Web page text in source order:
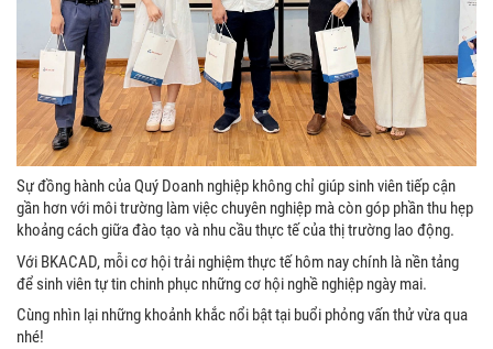
Sự đồng hành của Quý Doanh nghiệp không chỉ giúp sinh viên tiếp cận
gần hơn với môi trường làm việc chuyên nghiệp mà còn góp phần thu hẹp
khoảng cách giữa đào tạo và nhu cầu thực tế của thị trường lao động.
Với BKACAD, mỗi cơ hội trải nghiệm thực tế hôm nay chính là nền tảng
để sinh viên tự tin chinh phục những cơ hội nghề nghiệp ngày mai.
Cùng nhìn lại những khoảnh khắc nổi bật tại buổi phỏng vấn thử vừa qua
nhé!